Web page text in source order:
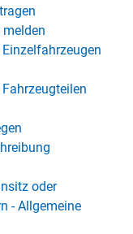
oder
- Allgemeine